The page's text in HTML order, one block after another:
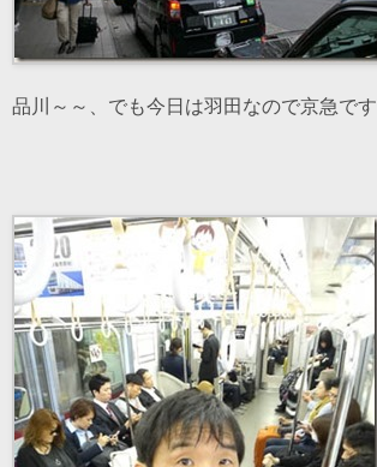
品川～～、でも今日は羽田なので京急です